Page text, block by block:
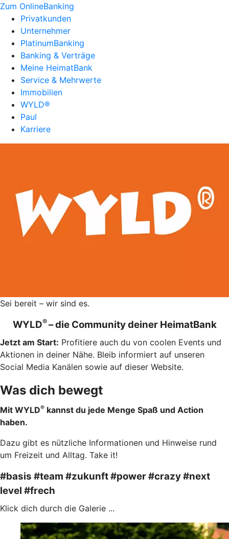
Zum OnlineBanking
Privatkunden
Unternehmer
PlatinumBanking
Banking & Verträge
Meine HeimatBank
Service & Mehrwerte
Immobilien
WYLD®
Paul
Karriere
Sei bereit – wir sind es.
WYLD®– die Community deiner HeimatBank
Jetzt am Start: Profitiere auch du von coolen Events und
Aktionen in deiner Nähe. Bleib informiert auf unseren
Social Media Kanälen sowie auf dieser Website.
Was dich bewegt
Mit WYLD® kannst du jede Menge Spaß und Action
haben.
Dazu gibt es nützliche Informationen und Hinweise rund
um Freizeit und Alltag. Take it!
#basis #team #zukunft #power #crazy #next
level #frech
Klick dich durch die Galerie ...